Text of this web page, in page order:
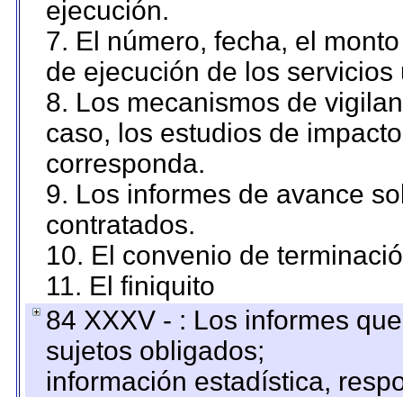
ejecución.
7. El número, fecha, el
de ejecución de los servicios
8. Los mecanismos de
caso, los estudios de
corresponda.
9. Los informes de avance
contratados.
10. El convenio de
11. El finiquito
84 XXXV - : Los informes
sujetos obligados;
información estadística,